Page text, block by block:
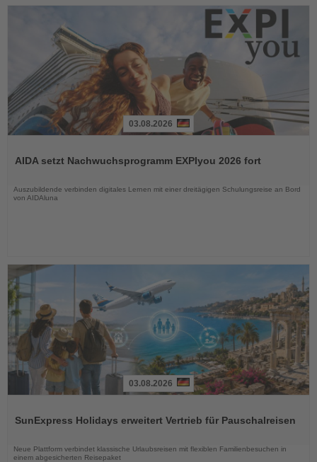
die
03.08.2026
AIDA setzt Nachwuchsprogramm EXPIyou 2026 fort
Auszubildende verbinden digitales Lernen mit einer dreitägigen Schulungsreise an Bord
von AIDAluna
die
03.08.2026
SunExpress Holidays erweitert Vertrieb für Pauschalreisen
Neue Plattform verbindet klassische Urlaubsreisen mit flexiblen Familienbesuchen in
einem abgesicherten Reisepaket